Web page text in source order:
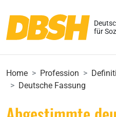
für
Home Profession
Deutsche Fassung